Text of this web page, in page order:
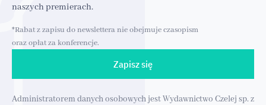
naszych premierach.
*Rabat z zapisu do newslettera nie obejmuje czasopism
oraz opłat za konferencje.
Zapisz się
Administratorem danych osobowych jest Wydawnictwo Czelej sp. z